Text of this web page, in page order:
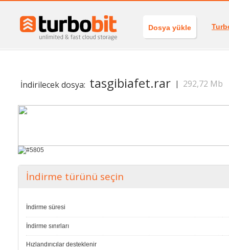
Dosya yükle
İndirilecek dosya: tasgibiafet.rar | 292,72 Mb
İndirme türünü seçin
İndirme süresi
İndirme sınırları
Hızlandırıcılar desteklenir